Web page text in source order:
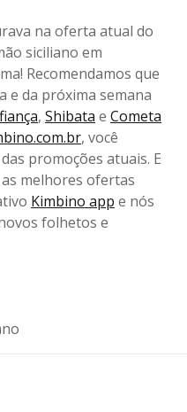
na oferta atual do
siciliano em
Recomendamos que
e da próxima semana
, Shibata e Cometa
, você
promoções atuais. E
melhores ofertas
Kimbino app e nós
folhetos e